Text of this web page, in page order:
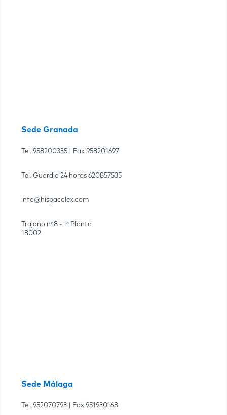
Sede Granada
Tel. 958200335 | Fax 958201697
Tel. Guardia 24 horas 620857535
info@hispacolex.com
Trajano nº8 - 1ª Planta
18002
Sede Málaga
Tel. 952070793 | Fax 951930168